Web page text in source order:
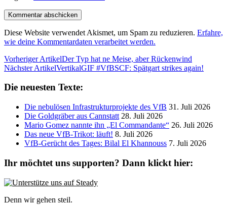
Diese Website verwendet Akismet, um Spam zu reduzieren. Erfahre,
wie deine Kommentardaten verarbeitet werden.
Vorheriger ArtikelDer Typ hat ne Meise, aber Rückenwind
Nächster ArtikelVertikalGIF #VfBSCF: Spätgart strikes again!
Die neuesten Texte:
Die nebulösen Infrastrukturprojekte des VfB 31. Juli 2026
Die Goldgräber aus Cannstatt 28. Juli 2026
Mario Gomez nannte ihn „El Commandante“ 26. Juli 2026
Das neue VfB-Trikot: läuft! 8. Juli 2026
VfB-Gerücht des Tages: Bilal El Khannouss 7. Juli 2026
Ihr möchtet uns supporten? Dann klickt hier:
Denn wir gehen steil.